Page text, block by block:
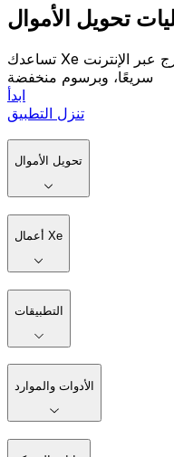
تحويل الأموال
تساعدك Xe على إرسال تحويلات مالية إلى الخارج عبر الإنترنت
سريعًا، وبرسوم منخفضة
ابدأ
تنزل التطبيق
تحويل الأموال
أعمال Xe
التطبيقات
الأدوات والموارد